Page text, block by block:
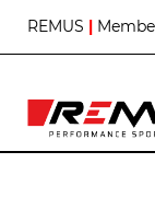
REMUS |
S
o
C